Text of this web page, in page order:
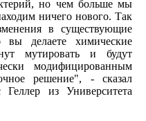
но чем больше мы
ничего нового. Так
в существующие
вы делаете химические
мутировать и будут
модифицированным
решение", - сказал
из Университета